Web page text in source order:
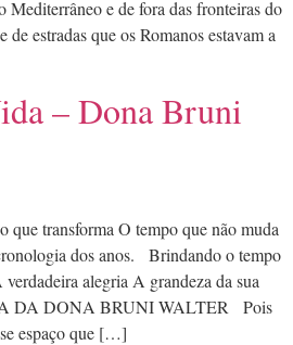
Mediterrâneo e de fora das fronteiras do
estradas que os Romanos estavam a
– Dona Bruni
que transforma O tempo que não muda
dos anos. Brindando o tempo
alegria A grandeza da sua
DA DONA BRUNI WALTER Pois
espaço que […]